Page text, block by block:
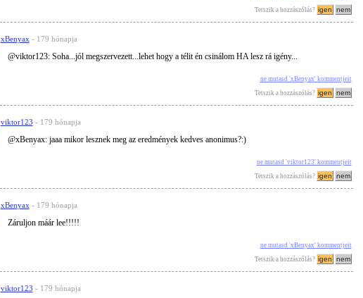
Tetszik a hozzászólás?
xBenyax - 179 hónapja
@viktor123: Soha...jól megszervezett...lehet hogy a télit én csinálom HA lesz rá igény...
ne mutasd 'xBenyax' kommentjeit
Tetszik a hozzászólás?
viktor123 - 179 hónapja
@xBenyax: jaaa mikor lesznek meg az eredmények kedves anonimus?:)
ne mutasd 'viktor123' kommentjeit
Tetszik a hozzászólás?
xBenyax - 179 hónapja
Záruljon máár lee!!!!!
ne mutasd 'xBenyax' kommentjeit
Tetszik a hozzászólás?
viktor123 - 179 hónapja